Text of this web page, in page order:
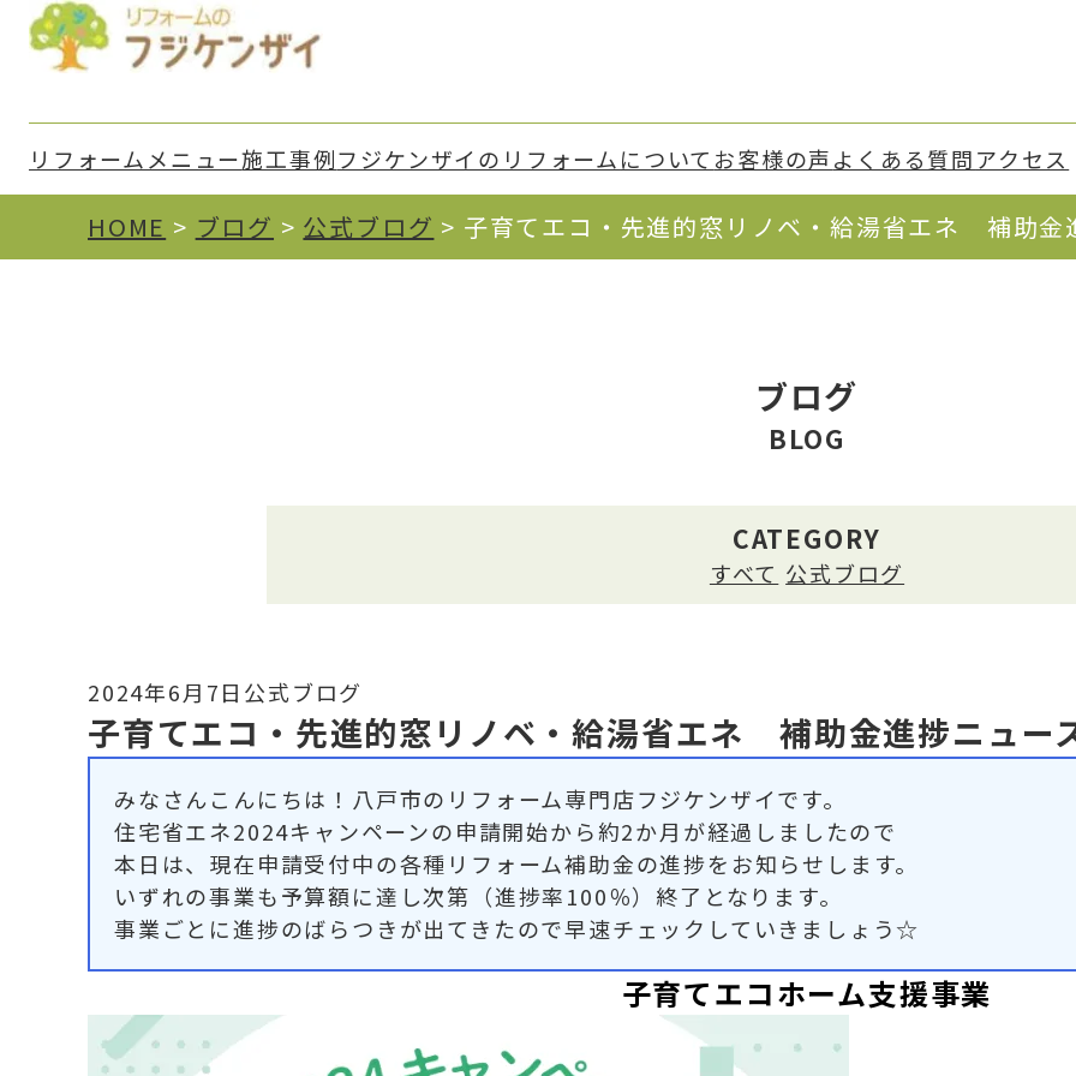
リフォームメニュー施⼯事例フジケンザイのリフォームについて お客様の声よくある質問アクセス
HOME > ブログ > 公式ブログ > 子育てエコ・先進的窓リノベ・給湯省エネ 補助金
ブログ
BLOG
CATEGORY
すべて 公式ブログ
2024年6月7日 公式ブログ
子育てエコ・先進的窓リノベ・給湯省エネ 補助金進捗ニュー
みなさんこんにちは！八戸市のリフォーム専門店フジケンザイです。
住宅省エネ2024キャンペーンの申請開始から約2か月が経過しましたので
本日は、現在申請受付中の各種リフォーム補助金の進捗をお知らせします。
いずれの事業も予算額に達し次第（進捗率100％）終了となります。
事業ごとに進捗のばらつきが出てきたので早速チェックしていきましょう☆
子育てエコホーム支援事業